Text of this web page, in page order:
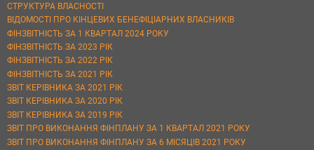
СТРУКТУРА ВЛАСНОСТІ
ВІДОМОСТІ ПРО КІНЦЕВИХ БЕНЕФІЦІАРНИХ ВЛАСНИКІВ
ФІНЗВІТНІСТЬ ЗА 1 КВАРТАЛ 2024 РОКУ
ФІНЗВІТНІСТЬ ЗА 2023 РІК
ФІНЗВІТНІСТЬ ЗА 2022 РІК
ФІНЗВІТНІСТЬ ЗА 2021 РІК
ЗВІТ КЕРІВНИКА ЗА 2021 РІК
ЗВІТ КЕРІВНИКА ЗА 2020 РІК
ЗВІТ КЕРІВНИКА ЗА 2019 РІК
ЗВІТ ПРО ВИКОНАННЯ ФІНПЛАНУ ЗА 1 КВАРТАЛ 2021 РОКУ
ЗВІТ ПРО ВИКОНАННЯ ФІНПЛАНУ ЗА 6 МІСЯЦІВ 2021 РОКУ